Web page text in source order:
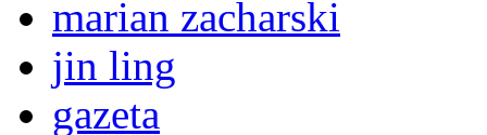
marian zacharski
jin ling
gazeta